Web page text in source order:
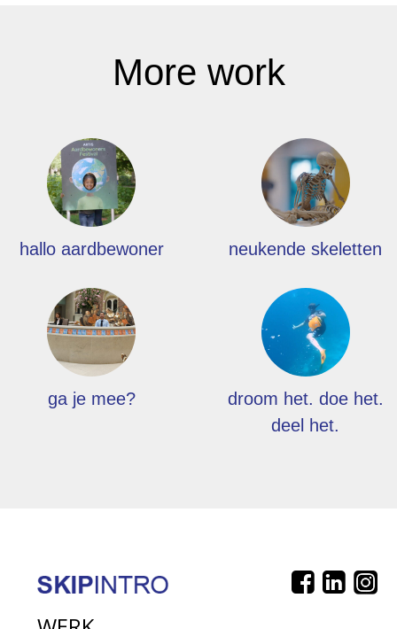
More work
hallo aardbewoner neukende skeletten
ga je mee?
droom het. doe het.
deel het.